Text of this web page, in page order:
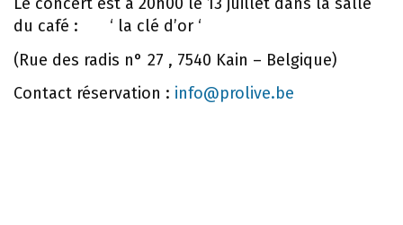
du café : ‘ la clé d’or ‘
(Rue des radis n° 27 , 7540 Kain – Belgique)
Contact réservation : info@prolive.be